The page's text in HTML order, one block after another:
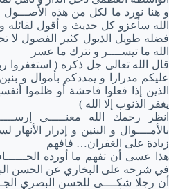
و هنا نورد ما لكل من هذه
الله سأعزو كل حديث و أقول لقائله
فضله طويل الذيول كثير الفصول لا
الله ما تيســــر و نترك ما عسر
قال الله تعالى جل ذكره ( استغفروا
عليكم مدرارا و يمددكم بأموال و
الذين إذا فعلوا فاحشة أو ظلموا
يغفر الذنوب إلا الله )
انظر رحمك الله معنـــــى
بالأمــــوال و البنين و إدرار
زيادة على الغفران… فافهم
هذا عسى أن تفهم ما أورده
في شرحه على البخاري عن الحسن البصري
أن رجلا شكــــى للحسن البصري